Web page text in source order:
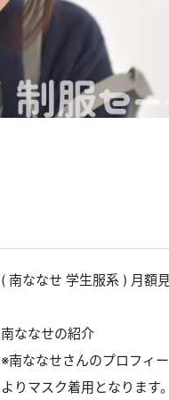
( 南ななせ 学生服系 ) 月額
南ななせの紹介
※南ななせさんのプロフィ
よりマスク着用となります